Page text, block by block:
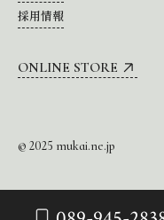
採用情報
ONLINE STORE
© 2025 mukai.ne.jp